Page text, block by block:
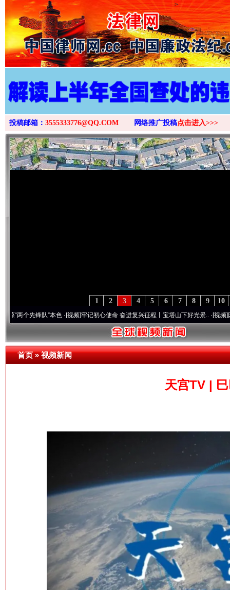
>
投稿邮箱： 3555333776@QQ.COM 网络推广投稿点击进入>>>
10
9
8
7
6
5
4
3
2
1
锋队”本色·[视频]牢记初心使命 奋进复兴征程丨宝塔山下好光景..·[视频]因党而生
首页»视频新闻
天宫TV |